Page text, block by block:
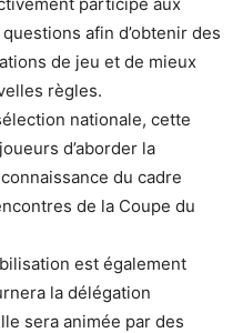
afin d’obtenir des
de jeu et de mieux
règles.
nationale, cette
d’aborder la
du cadre
de la Coupe du
est également
la délégation
sera animée par des